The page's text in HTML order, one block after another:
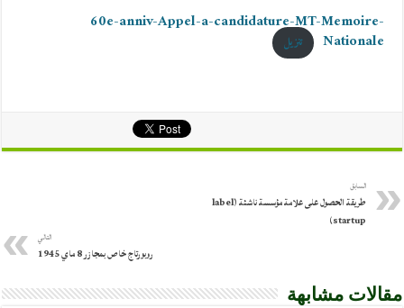
60e-anniv-Appel-a-candidature-MT-Memoire-
Nationale تنزيل
السابق
طريقة الحصول على علامة مؤسسة ناشئة (label
startup)
التالي
روبورتاج خاص بمجازر 8 ماي 1945
مقالات مشابهة